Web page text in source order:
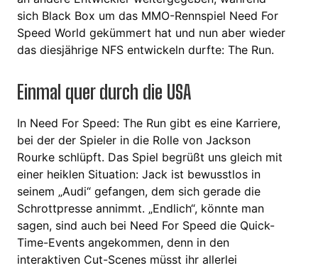
sich Black Box um das MMO-Rennspiel Need For
Speed World gekümmert hat und nun aber wieder
das diesjährige NFS entwickeln durfte: The Run.
Einmal quer durch die USA
In Need For Speed: The Run gibt es eine Karriere,
bei der der Spieler in die Rolle von Jackson
Rourke schlüpft. Das Spiel begrüßt uns gleich mit
einer heiklen Situation: Jack ist bewusstlos in
seinem „Audi“ gefangen, dem sich gerade die
Schrottpresse annimmt. „Endlich“, könnte man
sagen, sind auch bei Need For Speed die Quick-
Time-Events angekommen, denn in den
interaktiven Cut-Scenes müsst ihr allerlei